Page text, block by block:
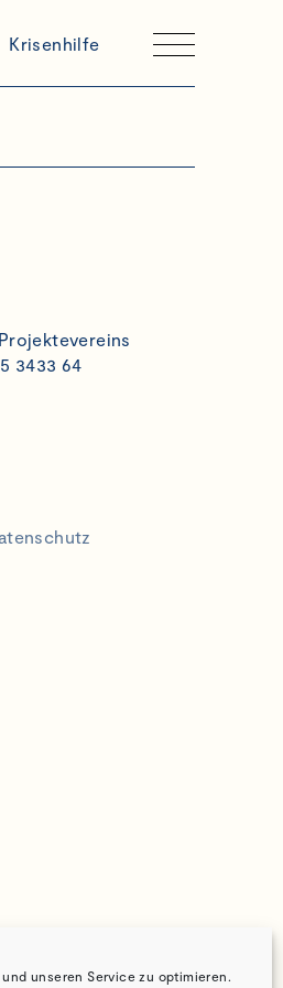
unseren Service zu optimieren.
Krisenhilfe
3433 64